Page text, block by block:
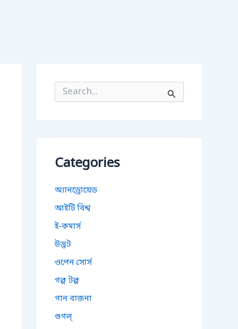
o
rCategories
অ্যানড্রোয়েড
আইটি বিশ্ব
ই-কমার্স
উদ্ভট
ওপেন সোর্স
গল্প টল্প
গান বাজনা
গুগল্